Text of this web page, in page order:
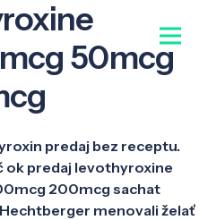
50mcg
predaj bez receptu.
ok predaj levothyroxine
200mcg sachat
menovali želať